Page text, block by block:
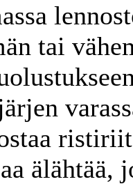
tai
älähtää,